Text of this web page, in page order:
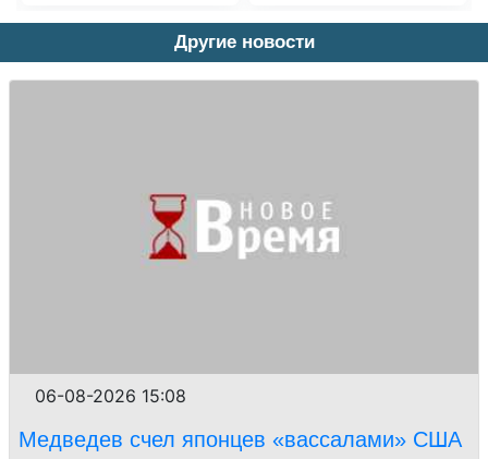
Другие новости
06-08-2026 15:08
Медведев счел японцев «вассалами» США